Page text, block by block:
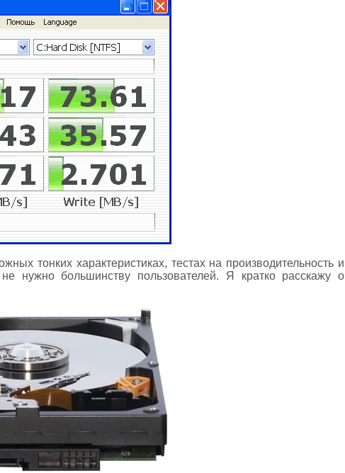
тонких характеристиках, тестах на производительность и
большинству пользователей. Я кратко расскажу о